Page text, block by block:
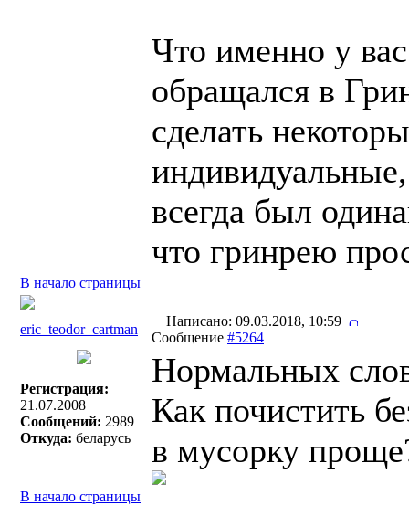
Что именно у
обращался в
сделать
всегда был
что гринрею
В начало страницы
eric_teodor_cartman
Написано: 09.03.2018, 10:59
Сообщение #5264
Регистрация:
21.07.2008
Сообщений: 2989
Откуда: беларусь
Нормальных
Как почистить
в мусорку
В начало страницы